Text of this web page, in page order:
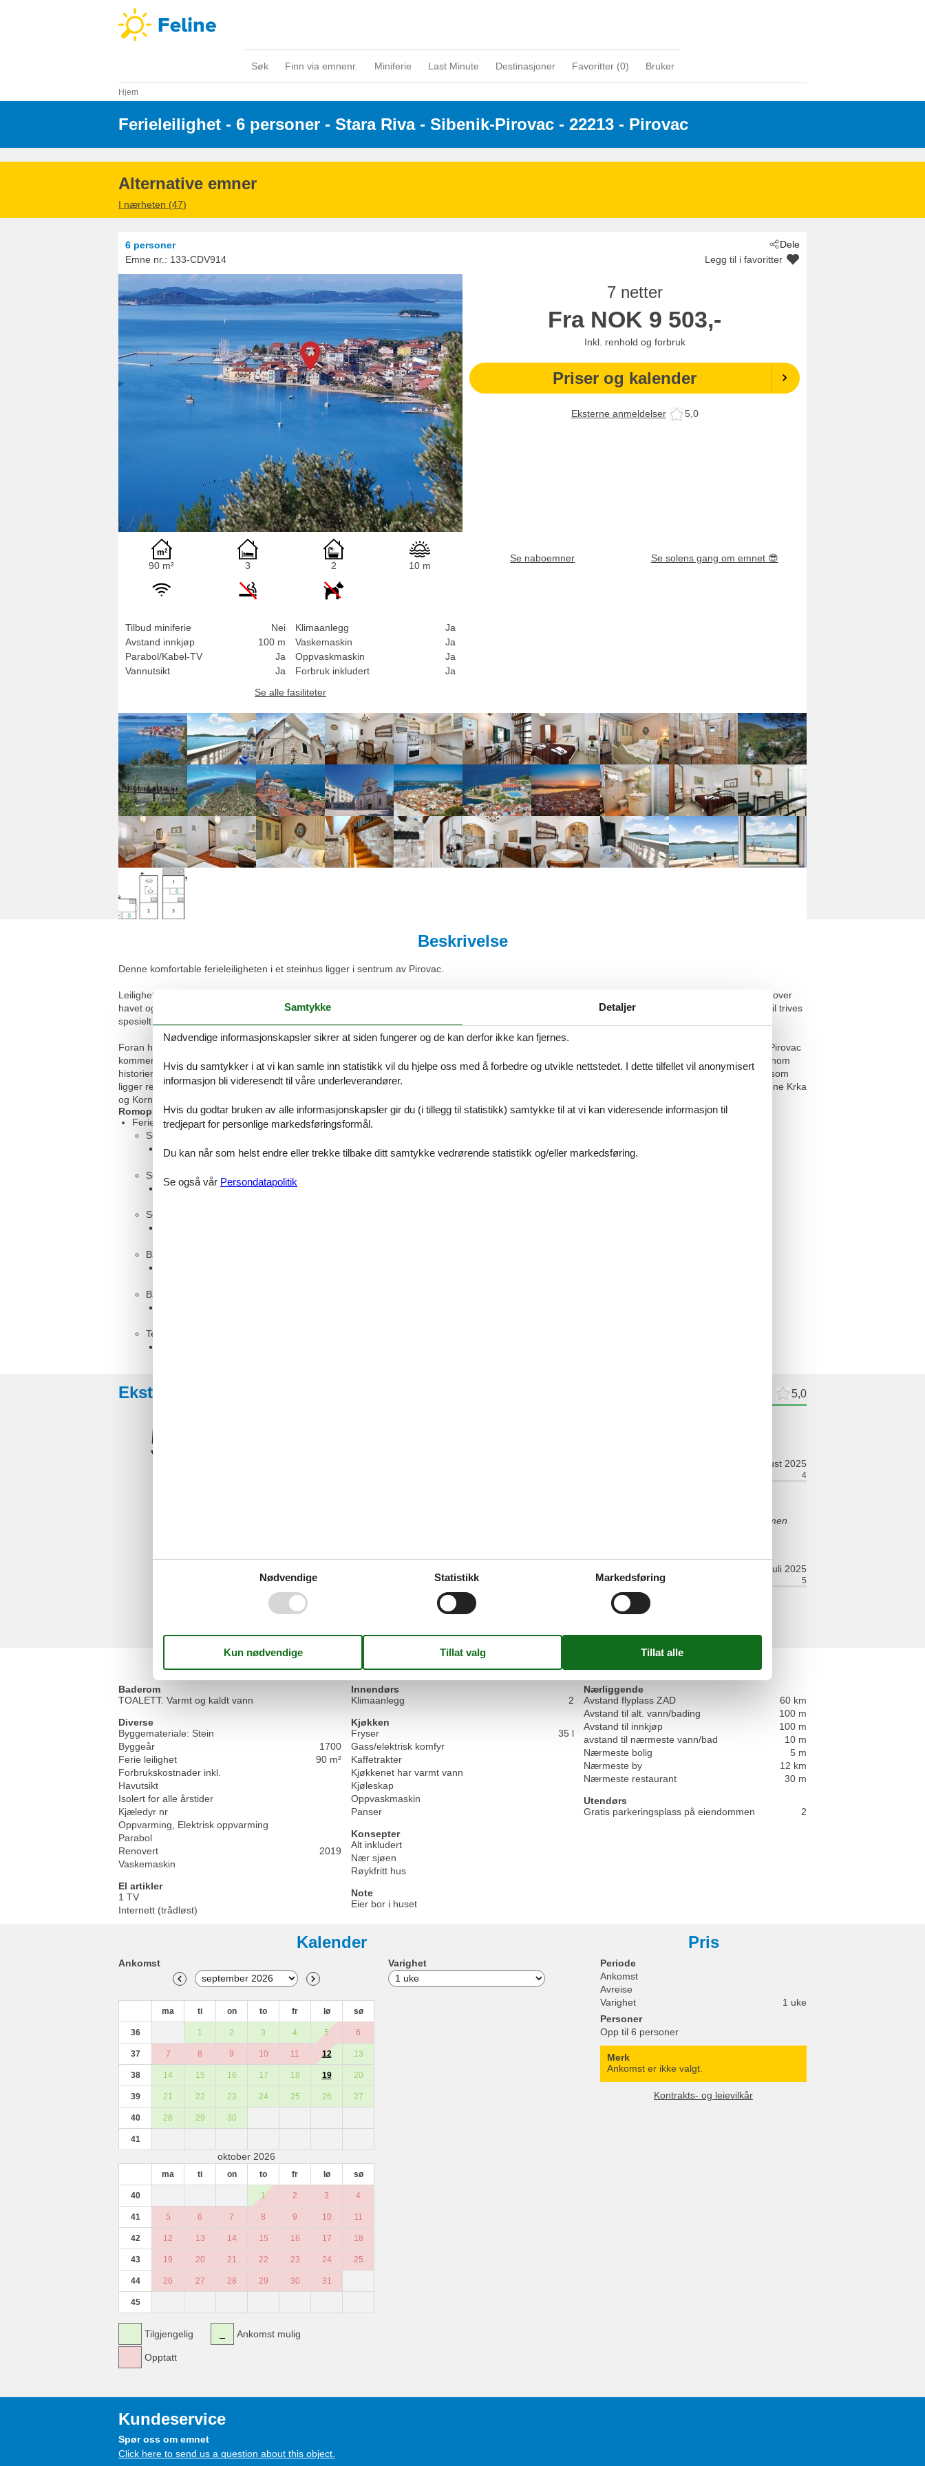
Søk Finn via emnenr. Miniferie Last Minute Destinasjoner Favoritter (0) Bruker
Hjem
Ferieleilighet - 6 personer - Stara Riva - Sibenik-Pirovac - 22213 - Pirovac
Alternative emner
I nærheten (47)
Dele
6 personer
Emne nr.: 133-CDV914 Legg til i favoritter
7 netter
Fra NOK 9 503,-
Inkl. renhold og forbruk
Priser og kalender
Eksterne anmeldelser 5,0
90 m² 3 2 10 m
Tilbud miniferie
Nei
Avstand innkjøp
100 m
Parabol/Kabel-TV
Ja
Vannutsikt
Ja
Klimaanlegg
Ja
Vaskemaskin
Ja
Oppvaskmaskin
Ja
Forbruk inkludert
Ja
Se alle fasiliteter
Se naboemner Se solens gang om emnet 😎
Beskrivelse
Denne komfortable ferieleiligheten i et steinhus ligger i sentrum av Pirovac.
Leiligheten er fordelt over tre etasjer, som alle er utsmykket med detaljer i dalmatisk stil. Fra den overbygde balkongen kan du nyte den vakre utsikten over
havet og øya Murter mens du drikker morgenkaffen. Dette landlige residenset tilbyr antikvariske, rustikke møbler som gir deg en spesiell komfort. Du vil trives
spesielt godt her, siden det også er flere aktiviteter som venter på deg i nærheten.
Foran huset er det en båtplass og en betongstrand, og bare noen få meter lenger bort finner du en rullesteinsstrand som også er egnet for barn. Fra Pirovac
kommer du raskt til den historiske byen Zadar, der du kan besøke gamlebyen, som er klart atskilt fra den nye byen og byr på en idyllisk spasertur gjennom
historien, med bygninger fra romertiden, bymurer og porter fra middelalderen, samt kjente turistattraksjoner som Sjøorgelet og Solhilsenen og Ibenik, som
ligger rett ved sjøen og midt i den vakreste naturen, men samtidig er en historisk by med mange verdifulle kulturhistoriske monumenter. Nasjonalparkene Krka
og Kornati er absolutt verdt et besøk, og hver av dem er unike på sin egen måte og kan skryte av utallige naturskjønnheter.
Romoppsett
Feriebolig
Soverom, 2 personer
Dobbeltseng
Soverom, 2 personer
Dobbeltseng
Soverom, 2 personer
Baderom
Baderom
Terrasse, 8 m²
Eksterne anmeldelser 5,0
5,0 august 2025
4
Wir waren als Familie dort. Maria ist eine wundervolle Gastgeberin. Vielen Dank wir kommen
juli 2025
5 Komfort:
5
5
Fasiliteter
Baderom
TOALETT. Varmt og kaldt vann
Diverse
Byggemateriale: Stein
Byggeår
1700
Ferie leilighet
90 m²
Forbrukskostnader inkl.
Havutsikt
Isolert for alle årstider
Kjæledyr nr
Oppvarming, Elektrisk oppvarming
Parabol
Renovert
2019
Vaskemaskin
El artikler
1 TV
Internett (trådløst)
Innendørs
Klimaanlegg
2
Kjøkken
Fryser
35 l
Gass/elektrisk komfyr
Kaffetrakter
Kjøkkenet har varmt vann
Kjøleskap
Oppvaskmaskin
Panser
Konsepter
Alt inkludert
Nær sjøen
Røykfritt hus
Note
Eier bor i huset
Nærliggende
Avstand flyplass ZAD
60 km
Avstand til alt. vann/bading
100 m
Avstand til innkjøp
100 m
avstand til nærmeste vann/bad
10 m
Nærmeste bolig
5 m
Nærmeste by
12 km
Nærmeste restaurant
30 m
Utendørs
Gratis parkeringsplass på eiendommen
2
Kalender
Ankomst
ma ti on to fr lø sø
36 1 2 3 4 5 6
37 7 8 9 10 11 12 13
38 14 15 16 17 18 19 20
39 21 22 23 24 25 26 27
40 28 29 30
41
oktober 2026
ma ti on to fr lø sø
40 1 2 3 4
41 5 6 7 8 9 10 11
42 12 13 14 15 16 17 18
43 19 20 21 22 23 24 25
44 26 27 28 29 30 31
45
Tilgjengelig
Opptatt
Ankomst mulig
Varighet
Pris
Periode
Ankomst
Avreise
Varighet
1 uke
Personer
Opp til 6 personer
Merk
Ankomst er ikke valgt.
Kontrakts- og leievilkår
Kundeservice
Spør oss om emnet
Click here to send us a question about this object.
Samtykke Detaljer
Nødvendige informasjonskapsler sikrer at siden fungerer og de kan derfor ikke kan fjernes.
Hvis du samtykker i at vi kan samle inn statistikk vil du hjelpe oss med å forbedre og utvikle nettstedet. I dette tilfellet vil anonymisert
informasjon bli videresendt til våre underleverandører.
Hvis du godtar bruken av alle informasjonskapsler gir du (i tillegg til statistikk) samtykke til at vi kan videresende informasjon til
tredjepart for personlige markedsføringsformål.
Du kan når som helst endre eller trekke tilbake ditt samtykke vedrørende statistikk og/eller markedsføring.
Se også vår Persondatapolitik
Nødvendige Statistikk Markedsføring